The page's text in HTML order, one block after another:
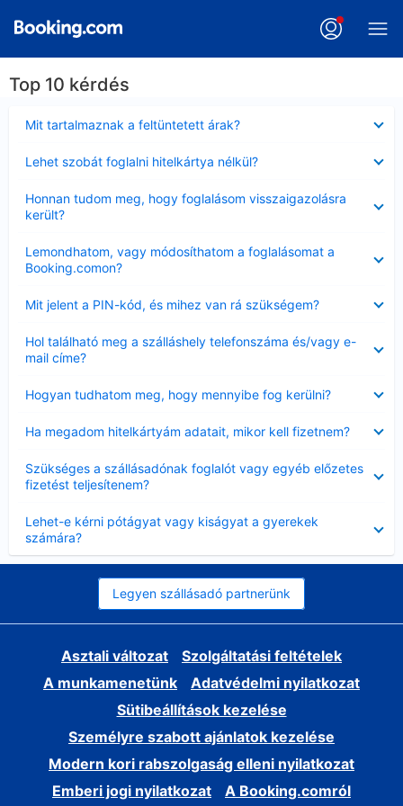
Top 10 kérdés
Mit tartalmaznak a feltüntetett árak?
Lehet szobát foglalni hitelkártya nélkül?
Honnan tudom meg, hogy foglalásom visszaigazolásra
került?
Lemondhatom, vagy módosíthatom a foglalásomat a
Booking.comon?
Mit jelent a PIN-kód, és mihez van rá szükségem?
Hol található meg a szálláshely telefonszáma és/vagy e-
mail címe?
Hogyan tudhatom meg, hogy mennyibe fog kerülni?
Ha megadom hitelkártyám adatait, mikor kell fizetnem?
Szükséges a szállásadónak foglalót vagy egyéb előzetes
fizetést teljesítenem?
Lehet-e kérni pótágyat vagy kiságyat a gyerekek
számára?
Legyen szállásadó partnerünk
Asztali változat
Szolgáltatási feltételek
A munkamenetünk
Adatvédelmi nyilatkozat
Sütibeállítások kezelése
Személyre szabott ajánlatok kezelése
Modern kori rabszolgaság elleni nyilatkozat
Emberi jogi nyilatkozat
A Booking.comról